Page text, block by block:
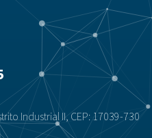
Industrial II, CEP: 17039-730